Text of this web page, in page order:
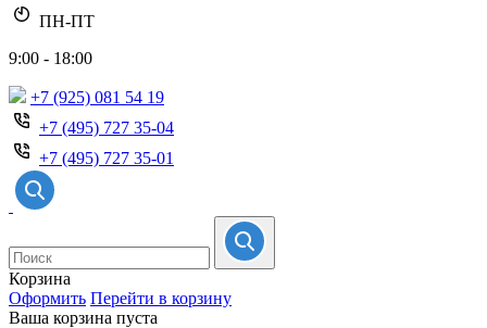
ПН-ПТ
9:00 - 18:00
+7 (925) 081 54 19
+7 (495) 727 35-04
+7 (495) 727 35-01
Корзина
Оформить Перейти в корзину
Ваша корзина пуста